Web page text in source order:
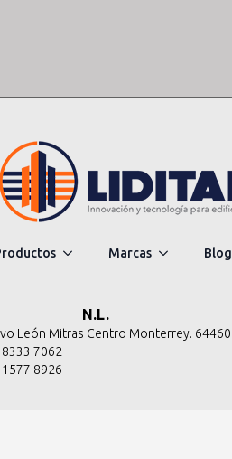
Marcas Blog
N.L.
León Mitras Centro Monterrey. 64460
8333 7062
1577 8926